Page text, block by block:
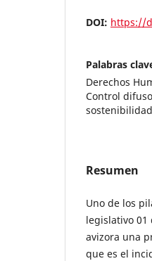
DOI: https://
Palabras
Derechos
Control
Resumen
Uno de los
legislativo 01
avizora una
que es el